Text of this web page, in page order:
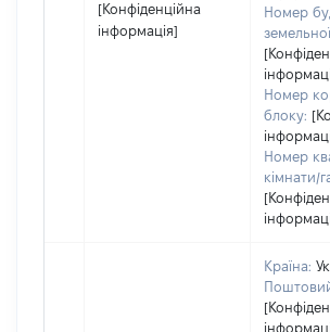
[Конфіденційна
інформація]
Номер
Номер
блоку:
Номер
кімнати/
Країна: